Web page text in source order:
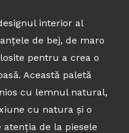
interior al
de bej, de maro
pentru a crea o
Această paletă
cu lemnul natural,
cu natura și o
de la piesele